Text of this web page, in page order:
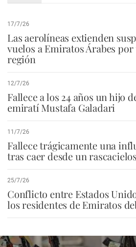
17/7/26
Las aerolíneas extienden
vuelos a Emiratos Árabes por
región
12/7/26
Fallece a los 24 años un hijo
emiratí Mustafa Galadari
11/7/26
Fallece trágicamente una
tras caer desde un
25/7/26
Conflicto entre Estados
los residentes de Emiratos